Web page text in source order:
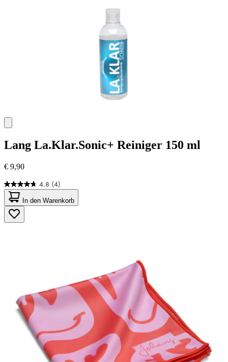
Lang La.Klar.Sonic+ Reiniger 150 ml
€ 9,90
4.8 (4)
4.8
von
5
Sternen.
4
In den Warenkorb